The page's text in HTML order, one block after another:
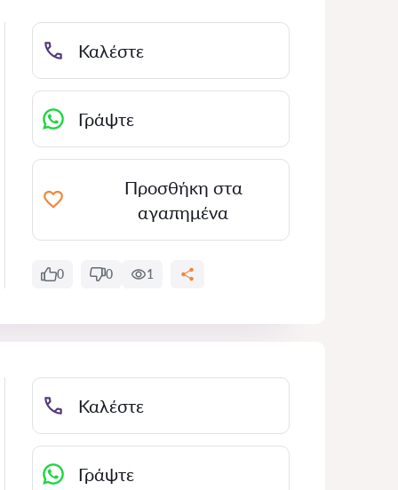
Καλέστε
Γράψτε
Προσθήκη στα
αγαπημένα
0 0 1
Καλέστε
Γράψτε